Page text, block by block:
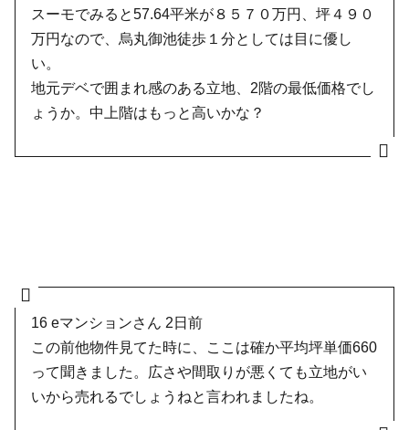
スーモでみると57.64平米が８５７０万円、坪４９０
万円なので、烏丸御池徒歩１分としては目に優し
い。
地元デベで囲まれ感のある立地、2階の最低価格でし
ょうか。中上階はもっと高いかな？
16 eマンションさん 2日前
この前他物件見てた時に、ここは確か平均坪単価660
って聞きました。広さや間取りが悪くても立地がい
いから売れるでしょうねと言われましたね。